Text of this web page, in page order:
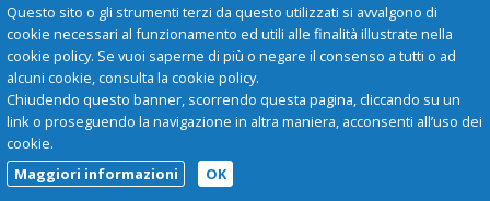
Questo sito o gli strumenti terzi da questo utilizzati si avvalgono di
cookie necessari al funzionamento ed utili alle finalità illustrate nella
cookie policy. Se vuoi saperne di più o negare il consenso a tutti o ad
alcuni cookie, consulta la cookie policy.
Chiudendo questo banner, scorrendo questa pagina, cliccando su un
link o proseguendo la navigazione in altra maniera, acconsenti all’uso dei
cookie.
Maggiori informazioni
OK